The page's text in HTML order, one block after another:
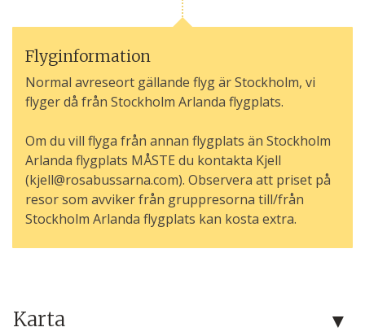
Flyginformation
Normal avreseort gällande flyg är Stockholm, vi
flyger då från Stockholm Arlanda flygplats.
Om du vill flyga från annan flygplats än Stockholm
Arlanda flygplats MÅSTE du kontakta Kjell
(kjell@rosabussarna.com). Observera att priset på
resor som avviker från gruppresorna till/från
Stockholm Arlanda flygplats kan kosta extra.
Karta